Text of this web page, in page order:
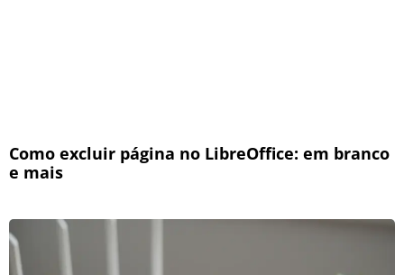
Como excluir página no LibreOffice: em branco
e mais